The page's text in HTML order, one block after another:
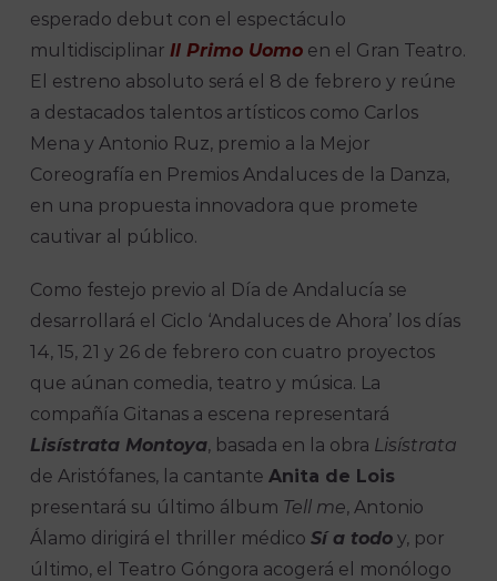
esperado debut con el espectáculo
multidisciplinar Il Primo Uomo en el Gran Teatro.
El estreno absoluto será el 8 de febrero y reúne
a destacados talentos artísticos como Carlos
Mena y Antonio Ruz, premio a la Mejor
Coreografía en Premios Andaluces de la Danza,
en una propuesta innovadora que promete
cautivar al público.
Como festejo previo al Día de Andalucía se
desarrollará el Ciclo ‘Andaluces de Ahora’ los días
14, 15, 21 y 26 de febrero con cuatro proyectos
que aúnan comedia, teatro y música. La
compañía Gitanas a escena representará
Lisístrata Montoya, basada en la obra Lisístrata
de Aristófanes, la cantanteAnita de Lois
presentará su último álbum Tell me, Antonio
Álamo dirigirá el thriller médicoSí a todo y, por
último, el Teatro Góngora acogerá el monólogo